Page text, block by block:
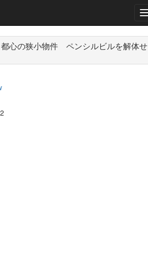
心の狭小物件 ペンシルビルを解体せ